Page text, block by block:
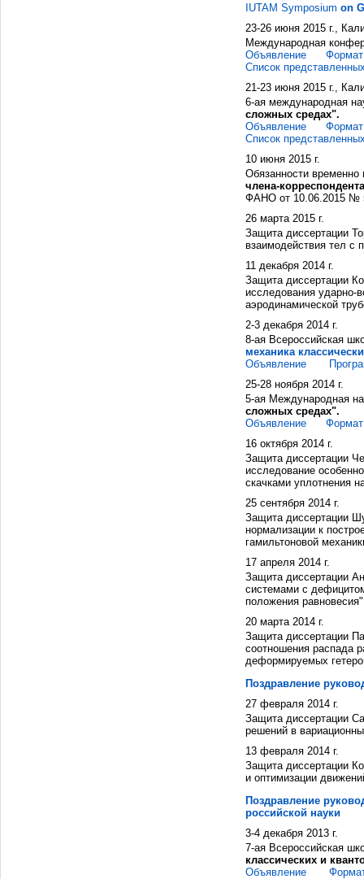
IUTAM Symposium on
23-26 июня 2015 г.,
Международная
Объявление
Формат
Список
21-23 июня 2015 г.,
6-ая международная
сложных средах".
Объявление
Формат
Список
10 июня 2015 г.
Обязанности
члена-
ФАНО от 10.06.2015 №
26 марта 2015 г.
Защита диссертации
взаимодействия тел с
11 декабря 2014 г.
Защита диссертации
исследования ударно-
аэродинамической
2-3 декабря 2014 г.
8-ая Всероссийская
механика
Объявление
25-28 ноября 2014 г.
5-ая Международная
сложных средах".
Объявление
Формат
16 октября 2014 г.
Защита диссертации
исследование
скачками уплотнения
25 сентября 2014 г.
Защита диссертации
нормализации к
гамильтоновой
17 апреля 2014 г.
Защита диссертации
системами с
положения
20 марта 2014 г.
Защита диссертации
соотношения распада
деформируемых
Поздравление
27 февраля 2014 г.
Защита диссертации
решений в
13 февраля 2014 г.
Защита диссертации
и оптимизации
Поздравление
российской науки
3-4 декабря 2013 г.
7-ая Всероссийская
классических и
Объявление